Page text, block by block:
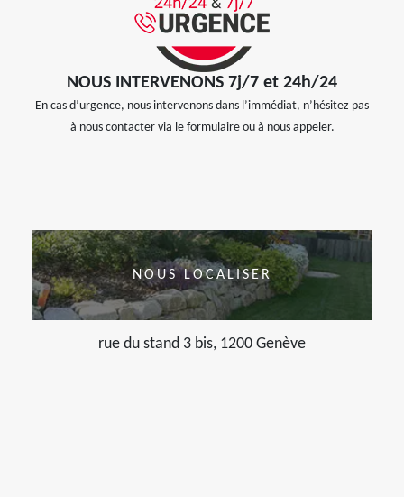
NOUS INTERVENONS 7j/7 et 24h/24
En cas d’urgence, nous intervenons dans l’immédiat, n’hésitez pas
à nous contacter via le formulaire ou à nous appeler.
NOUS LOCALISER
rue du stand 3 bis, 1200 Genève